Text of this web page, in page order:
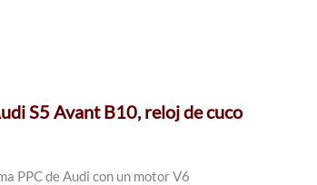
S5 Avant B10, reloj de cuco
PPC de Audi con un motor V6